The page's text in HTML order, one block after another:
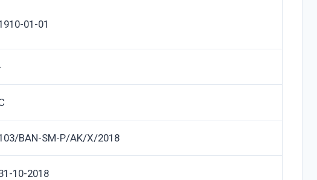
01-01
BAN-SM-P/AK/X/2018
10-2018